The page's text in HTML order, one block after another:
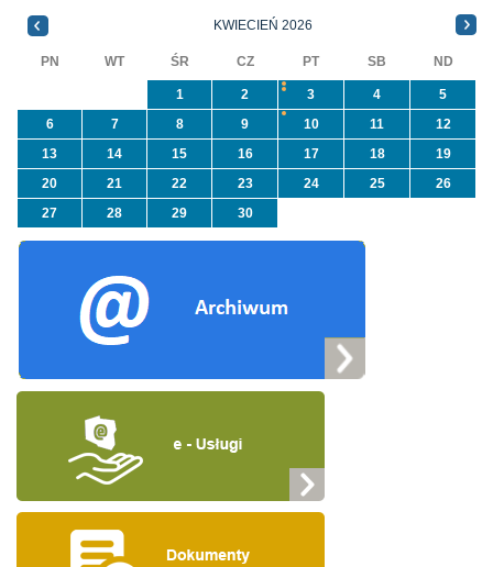
NFOŚiGW pn.
KWIECIEŃ 2026
PN WT ŚR CZ PT SB ND
1 2 3 4
5
6
7 8 9 10 11
12
13
14 15 16 17 18
19
20
21 22 23 24 25
26
27
28 29 30